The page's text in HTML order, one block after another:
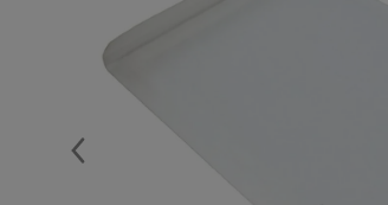
Précédent